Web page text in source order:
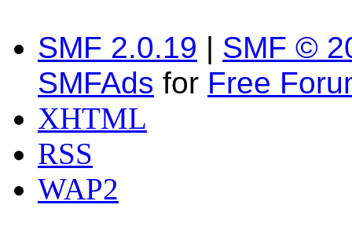
SMF 2.0.19 | SMF ©
SMFAds for Free
XHTML
RSS
WAP2